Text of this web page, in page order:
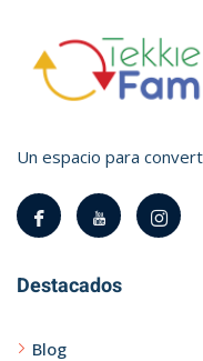
Un espacio para
Destacados
Blog